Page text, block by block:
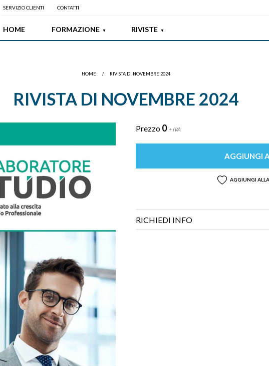
SERVIZIO CLIENTI CONTATTI
HOME FORMAZIONE RIVISTE
HOME / RIVISTA DI NOVEMBRE 2024
RIVISTA DI NOVEMBRE 2024
Prezzo 0 + IVA
AGGIUNGI
AGGIUNGI
RICHIEDI INFO